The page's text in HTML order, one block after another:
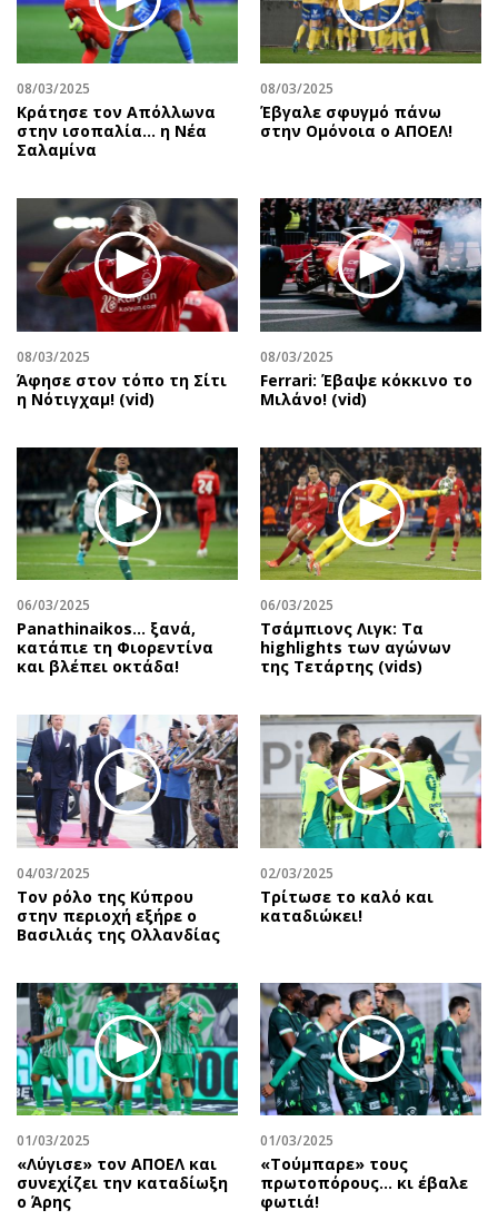
Βιβλίο
Χειρόγραφα
Προσωπικότητες στην ''Κ''
Επιστολές
08/03/2025
Κράτησε τον Απόλλωνα
στην ισοπαλία… η Νέα
Σαλαμίνα
08/03/2025
Έβγαλε σφυγμό πάνω
στην Ομόνοια ο ΑΠΟΕΛ!
08/03/2025
Άφησε στον τόπο τη Σίτι
η Νότιγχαμ! (vid)
08/03/2025
Ferrari: Έβαψε κόκκινο το
Μιλάνο! (vid)
06/03/2025
Panathinaikos… ξανά,
κατάπιε τη Φιορεντίνα
και βλέπει οκτάδα!
06/03/2025
Τσάμπιονς Λιγκ: Τα
highlights των αγώνων
της Τετάρτης (vids)
04/03/2025
Τον ρόλο της Κύπρου
στην περιοχή εξήρε ο
Βασιλιάς της Ολλανδίας
02/03/2025
Τρίτωσε το καλό και
καταδιώκει!
01/03/2025
«Λύγισε» τον ΑΠΟΕΛ και
συνεχίζει την καταδίωξη
ο Άρης
01/03/2025
«Τούμπαρε» τους
πρωτοπόρους… κι έβαλε
φωτιά!